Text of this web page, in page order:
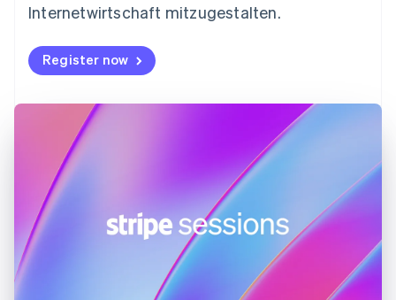
Internetwirtschaft mitzugestalten.
Register now
Gibraltar
Griechenland
English
English
Irland
English
Italien
Italiano
Japan